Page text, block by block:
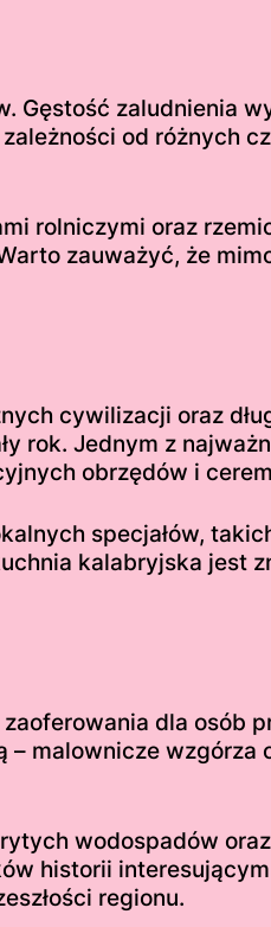
Gęstość zaludnienia
od różnych
rolniczymi oraz
zauważyć, że
cywilizacji oraz
rok. Jednym z
obrzędów i
specjałów,
kalabryjska jest
dla osób
malownicze
wodospadów
historii
regionu.